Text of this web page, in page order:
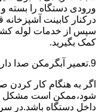
ورودی دستگاه را بسته
درکنار کابینت آشپزخانه
سپس از خدمات لوله
کمک بگیرید.
9.تعمیر آبگرمکن صدا دار
اگر به هنگام کار کردن
شود،ممکن است مشکل
داخل دستگاه باشد.در